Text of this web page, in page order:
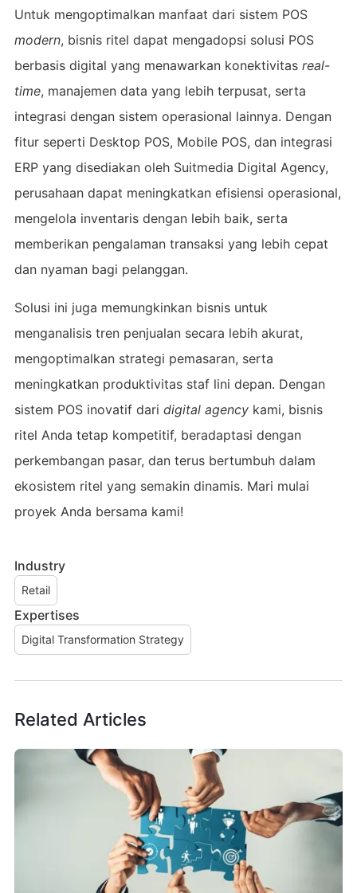
Untuk mengoptimalkan manfaat dari sistem POS
modern, bisnis ritel dapat mengadopsi solusi POS
berbasis digital yang menawarkan konektivitas real-
time, manajemen data yang lebih terpusat, serta
integrasi dengan sistem operasional lainnya. Dengan
fitur seperti Desktop POS, Mobile POS, dan integrasi
ERP yang disediakan oleh Suitmedia Digital Agency,
perusahaan dapat meningkatkan efisiensi operasional,
mengelola inventaris dengan lebih baik, serta
memberikan pengalaman transaksi yang lebih cepat
dan nyaman bagi pelanggan.
Solusi ini juga memungkinkan bisnis untuk
menganalisis tren penjualan secara lebih akurat,
mengoptimalkan strategi pemasaran, serta
meningkatkan produktivitas staf lini depan. Dengan
sistem POS inovatif dari digital agencykami, bisnis
ritel Anda tetap kompetitif, beradaptasi dengan
perkembangan pasar, dan terus bertumbuh dalam
ekosistem ritel yang semakin dinamis. Mari mulai
proyek Anda bersama kami!
Industry
Retail
Expertises
Digital Transformation Strategy
Related Articles